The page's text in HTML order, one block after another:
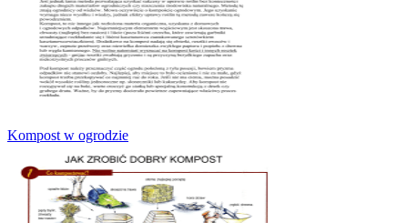
Kompost w ogrodzie